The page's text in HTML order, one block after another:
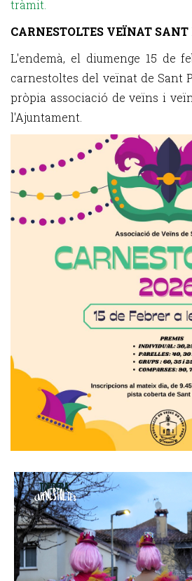
tràmit.
CARNESTOLTES VEÏNAT SANT
L'endemà, el diumenge 15 de
carnestoltes del veïnat de Sant
pròpia associació de veïns i
l'Ajuntament.